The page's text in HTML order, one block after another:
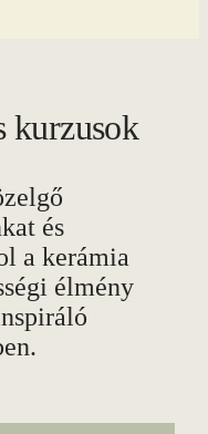
kurzusok
és
a kerámia
élmény